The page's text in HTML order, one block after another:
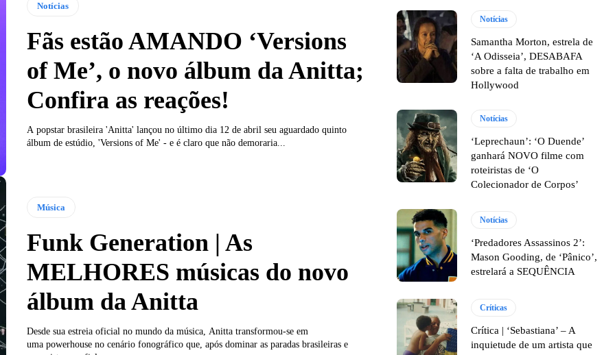
Notícias
Fãs estão AMANDO ‘Versions
of Me’, o novo álbum da Anitta;
Confira as reações!
A popstar brasileira 'Anitta' lançou no último dia 12 de abril seu aguardado quinto
álbum de estúdio, 'Versions of Me' - e é claro que não demoraria...
Música
Funk Generation | As
MELHORES músicas do novo
álbum da Anitta
Desde sua estreia oficial no mundo da música, Anitta transformou-se em
uma powerhouse no cenário fonográfico que, após dominar as paradas brasileiras e
Notícias
Samantha Morton, estrela de
‘A Odisseia’, DESABAFA
sobre a falta de trabalho em
Hollywood
Notícias
‘Leprechaun’: ‘O Duende’
ganhará NOVO filme com
roteiristas de ‘O
Colecionador de Corpos’
Notícias
‘Predadores Assassinos 2’:
Mason Gooding, de ‘Pânico’,
estrelará a SEQUÊNCIA
Críticas
Crítica | ‘Sebastiana’ – A
inquietude de um artista que